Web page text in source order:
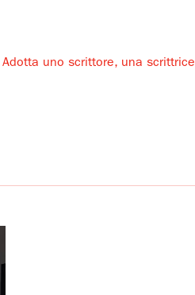
Adotta uno scrittore, una scrittrice